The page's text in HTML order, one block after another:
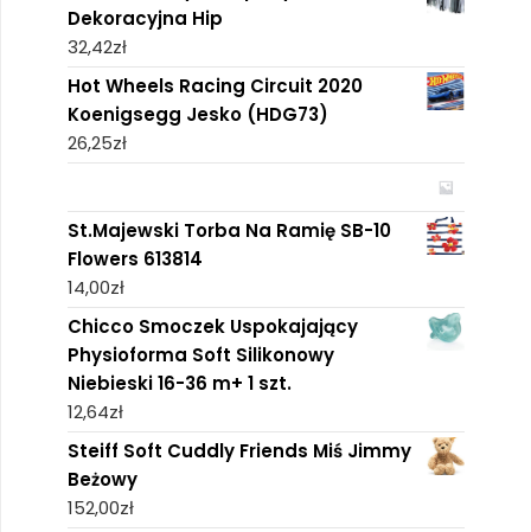
Dekoracyjna Hip
32,42zł
Hot Wheels Racing Circuit 2020
Koenigsegg Jesko (HDG73)
26,25zł
St.Majewski Torba Na Ramię SB-10
Flowers 613814
14,00zł
Chicco Smoczek Uspokajający
Physioforma Soft Silikonowy
Niebieski 16-36 m+ 1 szt.
12,64zł
Steiff Soft Cuddly Friends Miś Jimmy
Beżowy
152,00zł